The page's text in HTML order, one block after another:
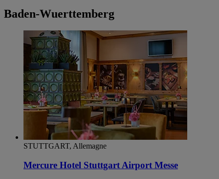
Baden-Wuerttemberg
STUTTGART, Allemagne
Mercure Hotel Stuttgart Airport Messe